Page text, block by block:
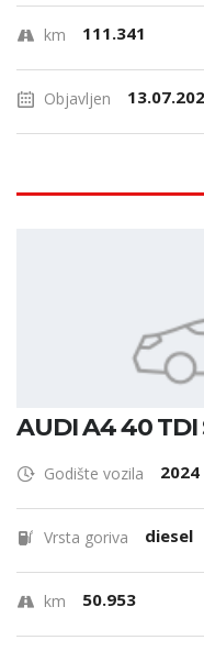
km 111.341
Objavljen
AUDI A4 40 TDI
Godište vozila 2024
Vrsta goriva diesel
km 50.953